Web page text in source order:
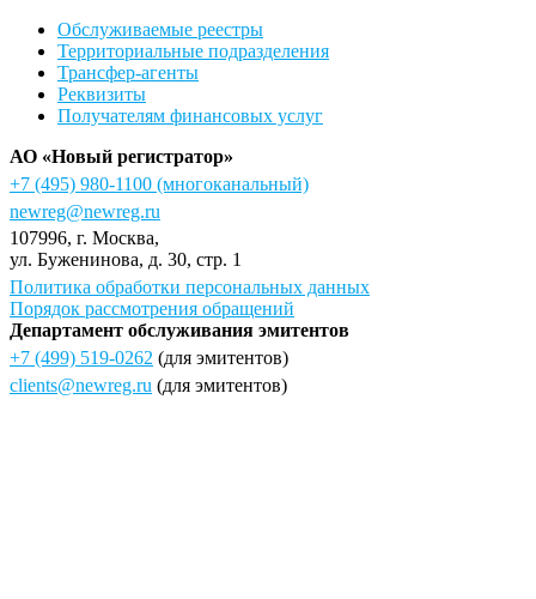
Обслуживаемые реестры
Территориальные подразделения
Трансфер-агенты
Реквизиты
Получателям финансовых услуг
АО «Новый регистратор»
+7 (495) 980-1100 (многоканальный)
newreg@newreg.ru
107996, г. Москва,
ул. Буженинова, д. 30, стр. 1
Политика обработки персональных данных
Порядок рассмотрения обращений
Департамент обслуживания эмитентов
+7 (499) 519-0262 (для эмитентов)
clients@newreg.ru (для эмитентов)